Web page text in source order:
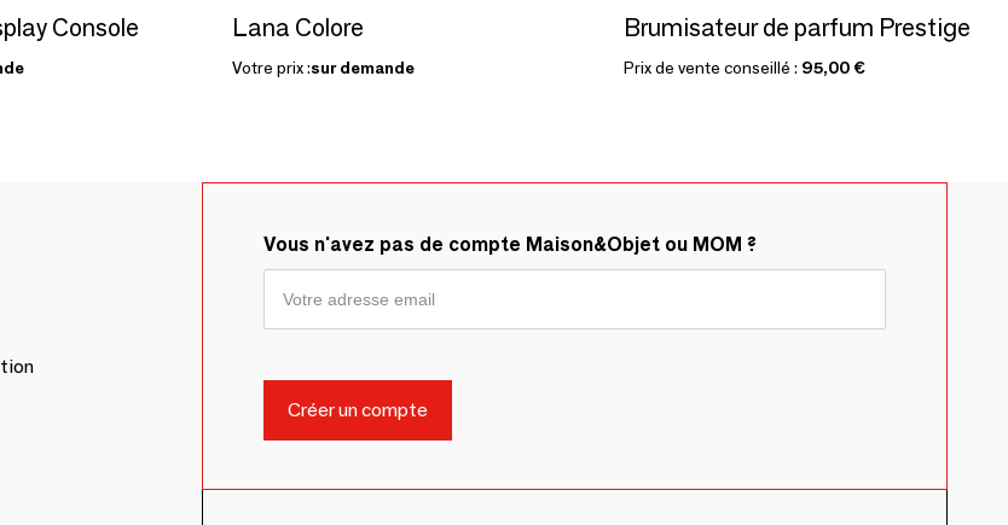
Console Lana Colore
Votre prix :sur demande
Brumisateur de parfum Prestige
Prix de vente conseillé : 95,00 €
Vous n'avez pas de compte Maison&Objet ou MOM ?